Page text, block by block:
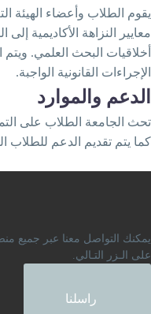
الطلاب وأعضاء الهيئة
النزاهة الأكاديمية
البحث العلمي. ويتم
القانونية الواجبة.
والموارد
الجامعة الطلاب على
يتم تقديم الدعم للطلاب
التواصل معنا عبر جميع
الـزر التـالي.
راسلنا